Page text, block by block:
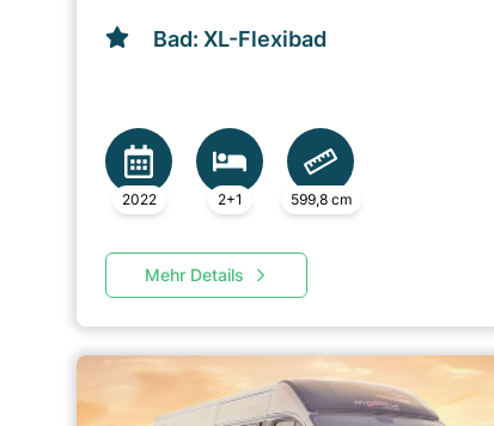
Bad: XL-Flexibad
2022 2+1 599,8 cm
Mehr Details